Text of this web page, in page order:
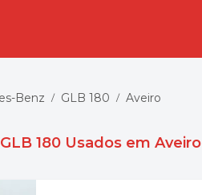
Benz / GLB 180 / Aveiro
180 Usados em Aveiro